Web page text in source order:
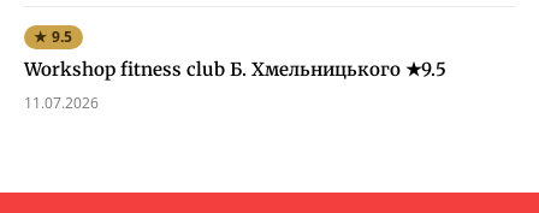
★ 9.5
Workshop fitness club Б. Хмельницького ★9.5
11.07.2026